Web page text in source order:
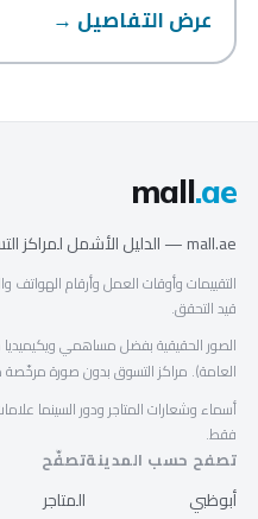
عرض التفاصيل →
mall.ae
mall.ae — الدليل الأشمل لمراكز التسوق في إمارات الدولة السبع.
التقييمات وأوقات العمل وأرقام الهواتف
قيد التحقق.
الصور الحقيقية بفضل مساهمي
العامة). مراكز التسوق بدون صورة مرخّصة
أسماء وشعارات المتاجر ودور السينما
فقط.
تصفح حسب المدينة
أبوظبي
تصفّح
المتاجر